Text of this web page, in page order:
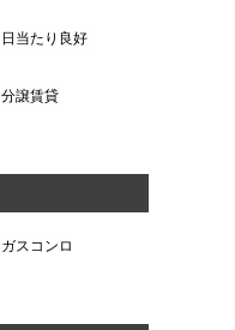
日当たり良好
分譲賃貸
ガスコンロ